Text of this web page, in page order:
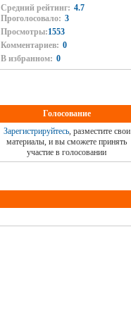
Средний рейтинг: 4.7
Проголосовало: 3
Просмотры:1553
Комментариев: 0
В избранном: 0
Голосование
Зарегистрируйтесь, разместите свои
материалы, и вы сможете принять
участие в голосовании